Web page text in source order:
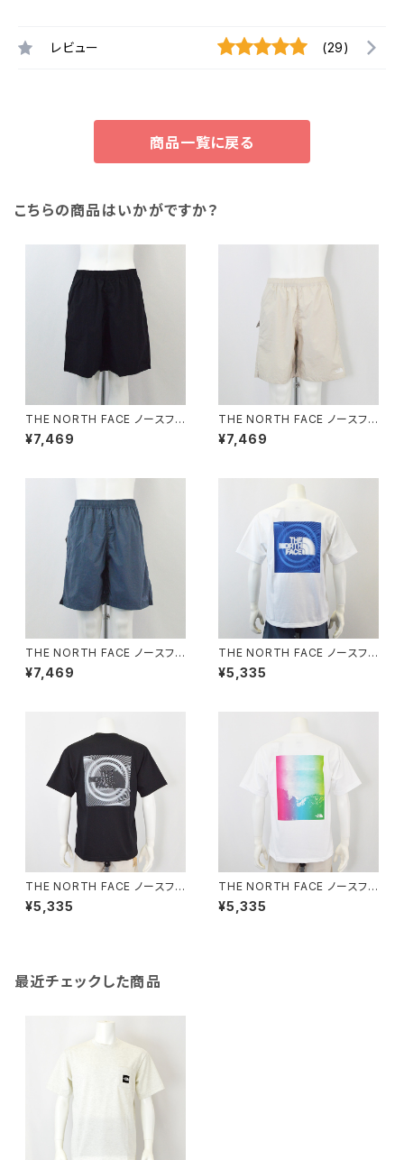
レビュー (29)
商品一覧に戻る
こちらの商品はいかがですか？
THE NORTH FACE ノースフェ
イス｜UVカットドライタッチパン
ツ｜NB42631 バーサタイルミ
¥7,469
THE NORTH FACE ノースフェ
イス｜UVカットドライタッチパン
ツ｜NB42631 バーサタイルミ
¥7,469
THE NORTH FACE ノースフェ
イス｜UVカットドライタッチパン
ツ｜NB42631 バーサタイルミ
¥7,469
THE NORTH FACE ノースフェ
イス｜速乾ワープ風バッグデザ
イン半袖Tシャツ｜NT32648
¥5,335
THE NORTH FACE ノースフェ
イス｜速乾ワープ風バッグデザ
イン半袖Tシャツ｜NT32648
¥5,335
THE NORTH FACE ノースフェ
イス｜速乾デジタルアートバッグ
デザイン半袖Tシャツ｜NT326
¥5,335
最近チェックした商品